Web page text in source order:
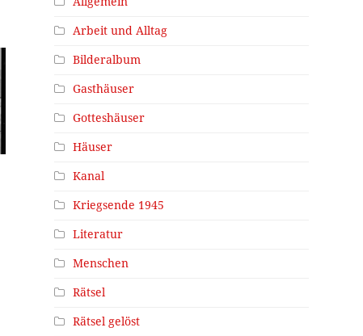
Arbeit und Alltag
Bilderalbum
Gasthäuser
Gotteshäuser
Häuser
Kanal
Kriegsende 1945
Literatur
Menschen
Rätsel
Rätsel gelöst